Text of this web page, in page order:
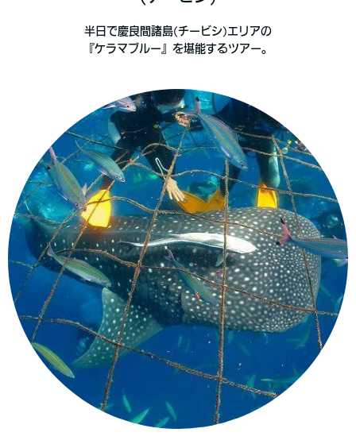
半日で慶良間諸島(チービシ)エリアの
『ケラマブルー』を堪能するツアー。